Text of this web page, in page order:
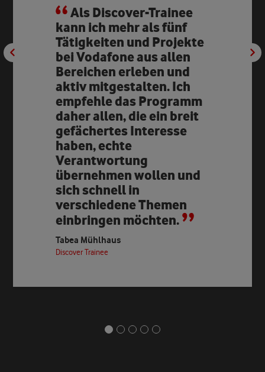
Als Discover-Trainee
kann ich mehr als fünf
Tätigkeiten und Projekte
bei Vodafone aus allen
Bereichen erleben und
aktiv mitgestalten. Ich
empfehle das Programm
daher allen, die ein breit
gefächertes Interesse
haben, echte
Verantwortung
übernehmen wollen und
sich schnell in
verschiedene Themen
einbringen möchten.
Tabea Mühlhaus
Discover Trainee